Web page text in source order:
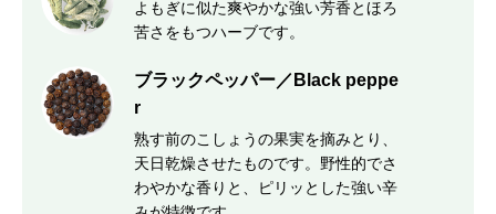
よもぎに似た爽やかな強い芳香とほろ
苦さをもつハーブです。
ブラックペッパー／Black peppe
r
熟す前のこしょうの果実を摘みとり、
天日乾燥させたものです。野性的でさ
わやかな香りと、ピリッとした強い辛